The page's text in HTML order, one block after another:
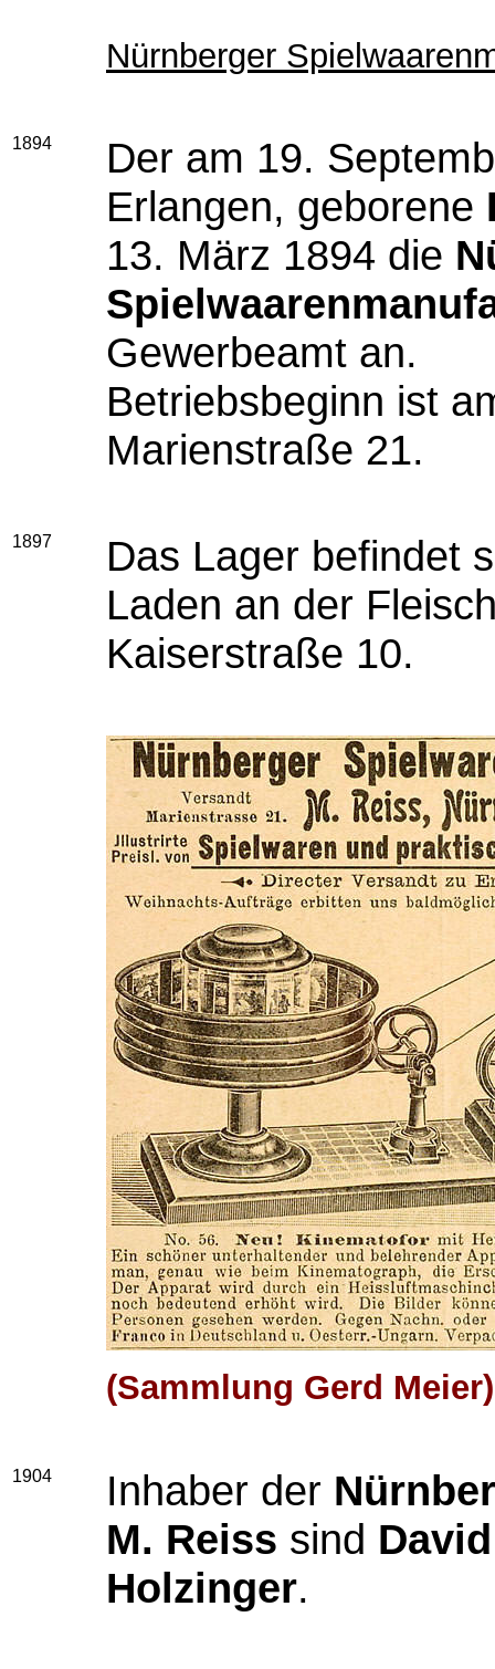
Nürnberger
1894
Der am 19.
Erlangen, geborene
13. März 1894 die
Gewerbeamt an.
Betriebsbeginn ist
Marienstraße 21.
1897
Das Lager befindet
Laden an der
Kaiserstraße 10.
(Sammlung Gerd Meier)
1904 Inhaber der
M. Reiss sind
Holzinger.